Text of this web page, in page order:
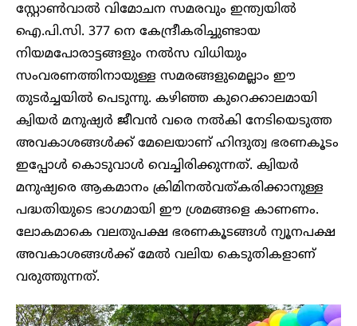
സ്റ്റോൺവാൽ വിമോചന സമരവും ഇന്ത്യയിൽ
ഐ.പി.സി. 377 നെ കേന്ദ്രീകരിച്ചുണ്ടായ
നിയമപോരാട്ടങ്ങളും നൽസ വിധിയും
സംവരണത്തിനായുള്ള സമരങ്ങളുമെല്ലാം ഈ
തുടർച്ചയിൽ പെടുന്നു. കഴിഞ്ഞ കുറെക്കാലമായി
ക്വിയർ മനുഷ്യർ ജീവൻ വരെ നൽകി നേടിയെടുത്ത
അവകാശങ്ങൾക്ക് മേലെയാണ് ഹിന്ദുത്വ ഭരണകൂടം
ഇപ്പോൾ കൊടുവാൾ വെച്ചിരിക്കുന്നത്. ക്വിയർ
മനുഷ്യരെ ആകമാനം ക്രിമിനൽവത്കരിക്കാനുള്ള
പദ്ധതിയുടെ ഭാഗമായി ഈ ശ്രമങ്ങളെ കാണണം.
ലോകമാകെ വലതുപക്ഷ ഭരണകൂടങ്ങൾ ന്യൂനപക്ഷ
അവകാശങ്ങൾക്ക് മേൽ വലിയ കെടുതികളാണ്
വരുത്തുന്നത്.